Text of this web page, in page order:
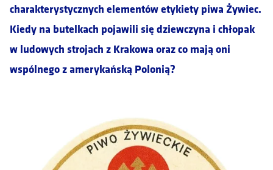
charakterystycznych elementów etykiety piwa Żywiec.
Kiedy na butelkach pojawili się dziewczyna i chłopak
w ludowych strojach z Krakowa oraz co mają oni
wspólnego z amerykańską Polonią?